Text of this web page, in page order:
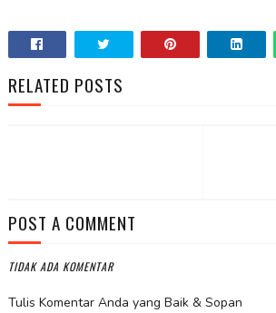
RELATED POSTS
POST A COMMENT
TIDAK ADA KOMENTAR
Tulis Komentar Anda yang Baik & Sopan